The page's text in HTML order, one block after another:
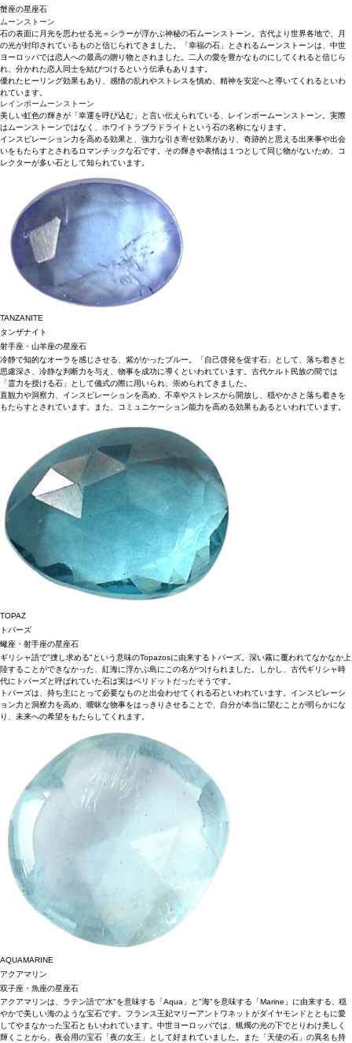
蟹座の星座石
ムーンストーン
石の表面に月光を思わせる光＝シラーが浮かぶ神秘の石ムーンストーン。古代より世界各地で、月
の光が封印されているものと信じられてきました。「幸福の石」とされるムーンストーンは、中世
ヨーロッパでは恋人への最高の贈り物とされました。二人の愛を豊かなものにしてくれると信じら
れ、分かれた恋人同士を結びつけるという伝承もあります。
優れたヒーリング効果もあり、感情の乱れやストレスを慎め、精神を安定へと導いてくれるといわ
れています。
レインボームーンストーン
美しい虹色の輝きが「幸運を呼び込む」と言い伝えられている、レインボームーンストーン。実際
はムーンストーンではなく、ホワイトラブラドライトという石の名称になります。
インスピレーション力を高める効果と、強力な引き寄せ効果があり、奇跡的と思える出来事や出会
いをもたらすとされるロマンチックな石です。その輝きや表情は１つとして同じ物がないため、コ
レクターが多い石として知られています。
TANZANITE
タンザナイト
射手座・山羊座の星座石
冷静で知的なオーラを感じさせる、紫がかったブルー。「自己啓発を促す石」として、落ち着きと
思慮深さ、冷静な判断力を与え、物事を成功に導くといわれています。古代ケルト民族の間では
「霊力を授ける石」として儀式の際に用いられ、崇められてきました。
直観力や洞察力、インスピレーションを高め、不幸やストレスから開放し、穏やかさと落ち着きを
もたらすとされています。また、コミュニケーション能力を高める効果もあるといわれています。
TOPAZ
トパーズ
蠍座・射手座の星座石
ギリシャ語で"捜し求める"という意味のTopazosに由来するトパーズ。深い霧に覆われてなかなか上
陸することができなかった、紅海に浮かぶ島にこの名がつけられました。しかし、古代ギリシャ時
代にトパーズと呼ばれていた石は実はペリドットだったそうです。
トパーズは、持ち主にとって必要なものと出会わせてくれる石といわれています。インスピレーシ
ョン力と洞察力を高め、曖昧な物事をはっきりさせることで、自分が本当に望むことが明らかにな
り、未来への希望をもたらしてくれます。
AQUAMARINE
アクアマリン
双子座・魚座の星座石
アクアマリンは、ラテン語で"水"を意味する「Aqua」と"海"を意味する「Marine」に由来する、穏
やかで美しい海のような宝石です。フランス王妃マリーアントワネットがダイヤモンドとともに愛
してやまなかった宝石ともいわれています。中世ヨーロッパでは、蝋燭の光の下でとりわけ美しく
輝くことから、夜会用の宝石「夜の女王」として好まれていました。また「天使の石」の異名も持